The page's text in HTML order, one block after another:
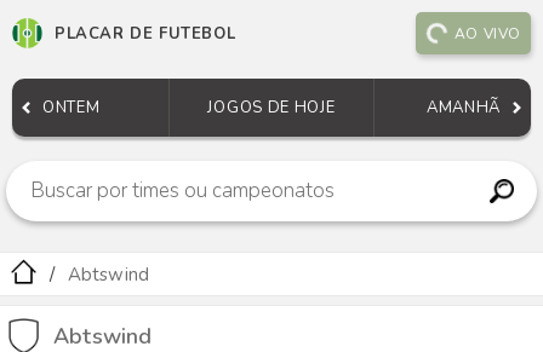
PLACAR DE FUTEBOL AO VIVO
ONTEM JOGOS DE HOJE AMANHÃ
Abtswind
Abtswind